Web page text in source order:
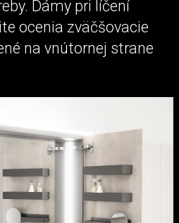
Dámy pri líčení
ocenia zväčšovacie
na vnútornej strane